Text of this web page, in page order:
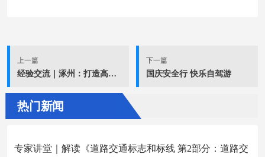
上一篇
经验交流｜涿州：打造高速公路交通管理新业态
下一篇
国庆安全行 快乐自驾游
热门新闻
专家讲堂｜解读《道路交通标志和标线 第2部分：道路交